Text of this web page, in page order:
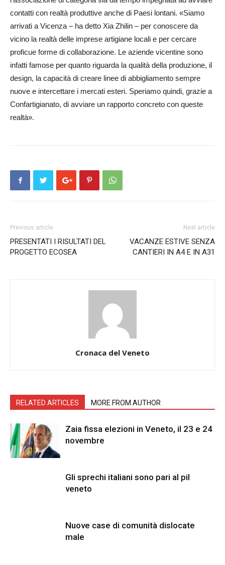
contatti con realtà produttive anche di Paesi lontani. «Siamo
arrivati a Vicenza – ha detto Xia Zhilin – per co­no­scere da
vicino la realtà del­le imprese artigiane locali e per cercare
proficue forme di collaborazione. Le aziende vicentine sono
infatti famose per quanto riguarda la qualità del­la produzione, il
design, la capacità di cre­are linee di abbigliamento sempre
nuove e intercettare i mercati esteri. Speriamo quindi, grazie a
Confartigianato, di avviare un rapporto concreto con queste
realtà».
Previous article
PRESENTATI I RISULTATI DEL
PROGETTO ECOSEA
Next article
VACANZE ESTIVE SENZA
CANTIERI IN A4 E IN A31
Cronaca del Veneto
RELATED ARTICLES MORE FROM AUTHOR
Zaia fissa elezioni in Veneto, il 23 e 24
novembre
Gli sprechi italiani sono pari al pil
veneto
Nuove case di comunità dislocate
male